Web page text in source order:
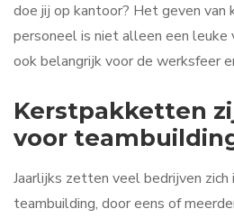
doe jij op kantoor? Het geven
personeel is niet alleen een leuke
ook belangrijk voor de werksfeer
Kerstpakketten
voor
Jaarlijks zetten veel bedrijven zich
teambuilding, door eens of